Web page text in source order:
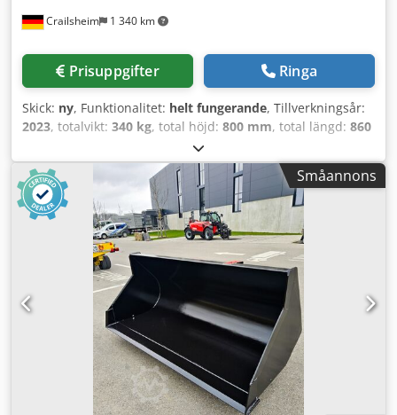
Crailsheim 1 340 km
Prisuppgifter Ringa
Skick: ny, Funktionalitet: helt fungerande, Tillverkningsår:
2023, totalvikt: 340 kg, total höjd: 800 mm, total längd: 860
, lastkapacitet:
Tillverkare: Manitou Typ: CBR 780 L1950 Årsmodell: 2023
Höjd (mm): 800 Längd (mm): 860 Bärkapacitet (kg): 843 Vikt
(kg): 340 Dkodoycxtaepfx Amisr Bredd (mm): 1 950
Småannons